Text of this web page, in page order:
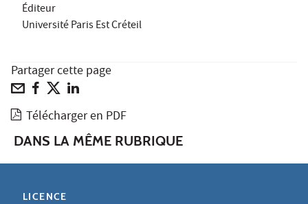
Éditeur
Université Paris Est Créteil
Partager cette page
Télécharger en PDF
DANS LA MÊME RUBRIQUE
LICENCE